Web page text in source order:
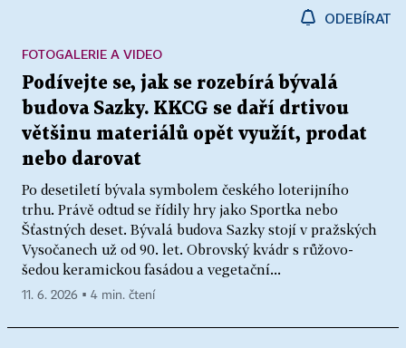
ODEBÍRAT
Podívejte se, jak se rozebírá bývalá
budova Sazky. KKCG se daří drtivou
většinu materiálů opět využít, prodat
nebo darovat
Po desetiletí bývala symbolem českého loterijního
trhu. Právě odtud se řídily hry jako Sportka nebo
Šťastných deset. Bývalá budova Sazky stojí v pražských
Vysočanech už od 90. let. Obrovský kvádr s růžovo-
šedou keramickou fasádou a vegetační...
FOTOGALERIE A VIDEO
11. 6. 2026 ▪ 4 min. čtení